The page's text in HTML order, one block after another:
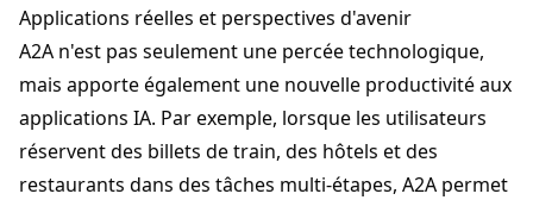
Applications réelles et perspectives d'avenir
A2A n'est pas seulement une percée technologique,
mais apporte également une nouvelle productivité aux
applications IA. Par exemple, lorsque les utilisateurs
réservent des billets de train, des hôtels et des
restaurants dans des tâches multi-étapes, A2A permet